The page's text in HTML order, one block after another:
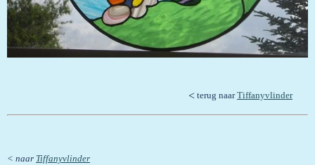
< terug naarTiffanyvlinder
< naar Tiffanyvlinder